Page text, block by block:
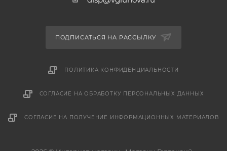
ПОДПИСАТЬСЯ НА РАССЫЛКУ
ПОЛИТИКА КОНФИДЕНЦИАЛЬНОСТИ
СОГЛАСИЕ НА ОБРАБОТКУ ПЕРСОНАЛЬНЫХ ДАННЫХ
СОГЛАСИЕ НА ПОЛУЧЕНИЕ ИНФОРМАЦИОННЫХ МАТЕРИАЛОВ